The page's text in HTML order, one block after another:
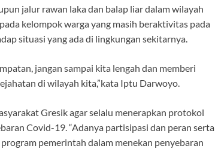
jalur rawan laka dan balap liar dalam wilayah
kelompok warga yang masih beraktivitas pada
situasi yang ada di lingkungan sekitarnya.
jangan sampai kita lengah dan memberi
di wilayah kita,”kata Iptu Darwoyo.
Gresik agar selalu menerapkan protokol
Covid-19. “Adanya partisipasi dan peran serta
pemerintah dalam menekan penyebaran